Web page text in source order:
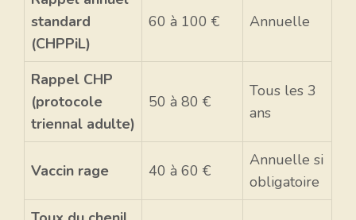
standard
(CHPPiL)
60 à 100 € Annuelle
Rappel CHP
(protocole
triennal adulte)
50 à 80 €
Tous les 3
ans
Vaccin rage 40 à 60 €
Annuelle si
obligatoire